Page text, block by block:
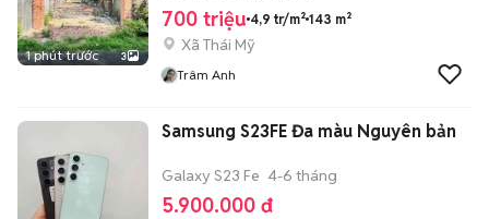
1 phút trước 3
700 triệu 4,9 tr/m² 143 m²
Xã Thái Mỹ
Trâm Anh
Samsung S23FE Đa màu Nguyên bản
Galaxy S23 Fe 4-6 tháng
5.900.000 đ